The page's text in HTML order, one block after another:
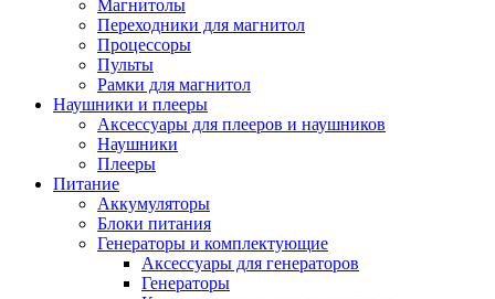
Магнитолы
Переходники для магнитол
Процессоры
Пульты
Рамки для магнитол
Наушники и плееры
Аксессуары для плееров и наушников
Наушники
Плееры
Питание
Аккумуляторы
Блоки питания
Генераторы и комплектующие
Аксессуары для генераторов
Генераторы